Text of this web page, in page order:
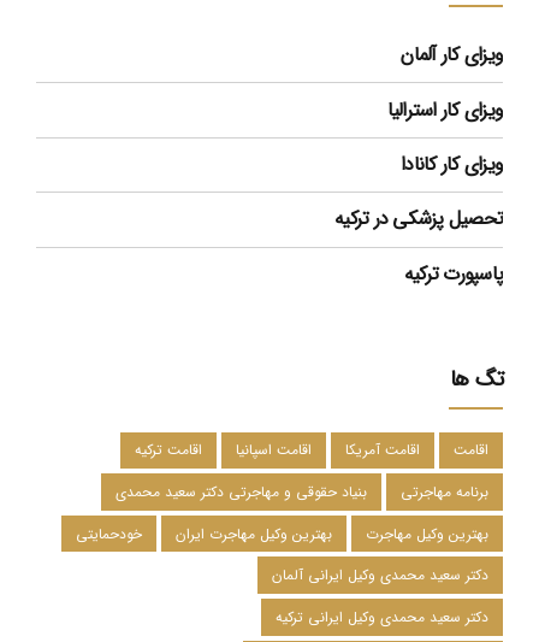
ویزای کار آلمان
ویزای کار استرالیا
ویزای کار کانادا
تحصیل پزشکی در ترکیه
پاسپورت ترکیه
تگ ها
اقامت اقامت آمریکا اقامت اسپانیا
اقامت ترکیه
برنامه مهاجرتی
بنیاد حقوقی و مهاجرتی دکتر سعید محمدی
بهترین وکیل مهاجرت
بهترین وکیل مهاجرت ایران
خودحمایتی
دکتر سعید محمدی وکیل ایرانی آلمان
دکتر سعید محمدی وکیل ایرانی ترکیه